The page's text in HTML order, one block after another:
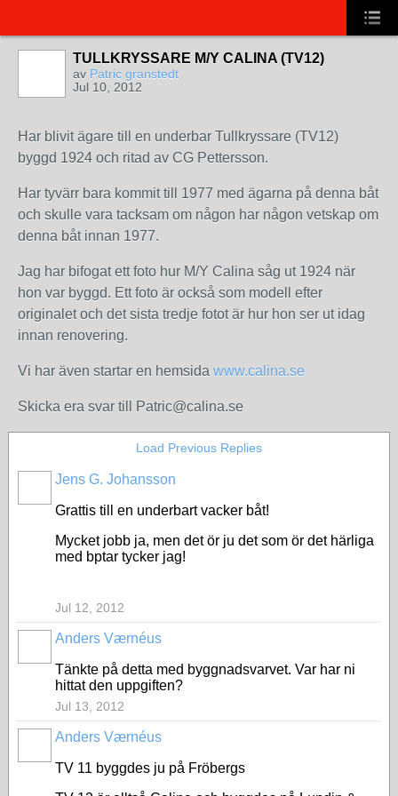
TULLKRYSSARE M/Y CALINA (TV12)
av Patric granstedt
Jul 10, 2012
Har blivit ägare till en underbar Tullkryssare (TV12)
byggd 1924 och ritad av CG Pettersson.
Har tyvärr bara kommit till 1977 med ägarna på denna båt
och skulle vara tacksam om någon har någon vetskap om
denna båt innan 1977.
Jag har bifogat ett foto hur M/Y Calina såg ut 1924 när
hon var byggd. Ett foto är också som modell efter
originalet och det sista tredje fotot är hur hon ser ut idag
innan renovering.
Vi har även startar en hemsida www.calina.se
Skicka era svar till Patric@calina.se
Load Previous Replies
Jens G. Johansson
Grattis till en underbart vacker båt!
Mycket jobb ja, men det ör ju det som ör det härliga
med bptar tycker jag!
Jul 12, 2012
Anders Værnéus
Tänkte på detta med byggnadsvarvet. Var har ni
hittat den uppgiften?
Jul 13, 2012
Anders Værnéus
TV 11 byggdes ju på Fröbergs